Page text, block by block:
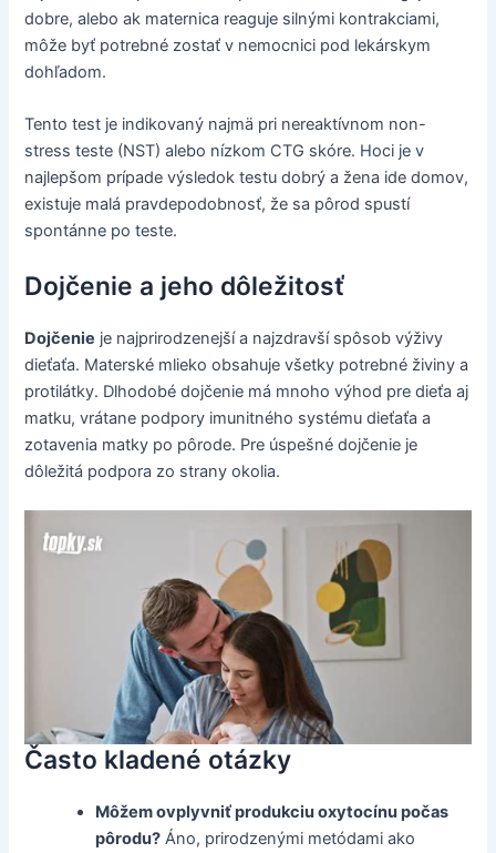
dobre, alebo ak maternica reaguje silnými kontrakciami,
môže byť potrebné zostať v nemocnici pod lekárskym
dohľadom.
Tento test je indikovaný najmä pri nereaktívnom non-
stress teste (NST) alebo nízkom CTG skóre. Hoci je v
najlepšom prípade výsledok testu dobrý a žena ide domov,
existuje malá pravdepodobnosť, že sa pôrod spustí
spontánne po teste.
Dojčenie a jeho dôležitosť
Dojčenie je najprirodzenejší a najzdravší spôsob výživy
dieťaťa. Materské mlieko obsahuje všetky potrebné živiny a
protilátky. Dlhodobé dojčenie má mnoho výhod pre dieťa aj
matku, vrátane podpory imunitného systému dieťaťa a
zotavenia matky po pôrode. Pre úspešné dojčenie je
dôležitá podpora zo strany okolia.
Často kladené otázky
Môžem ovplyvniť produkciu oxytocínu počas
pôrodu? Áno, prirodzenými metódami ako